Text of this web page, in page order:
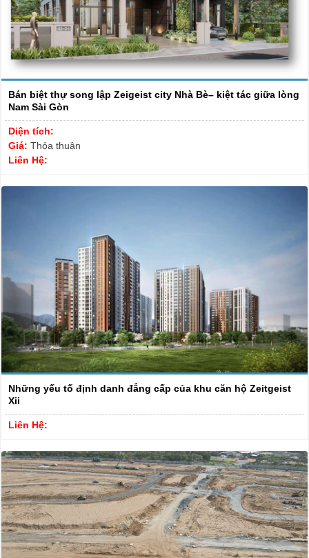
Bán biệt thự song lập Zeigeist city Nhà Bè– kiệt tác giữa lòng
Nam Sài Gòn
Diện tích:
Giá: Thỏa thuận
Liên Hệ:
Những yếu tố định danh đẳng cấp của khu căn hộ Zeitgeist
Xii
Liên Hệ: